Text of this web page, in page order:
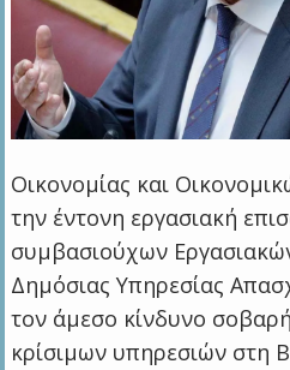
Οικονομίας και
την έντονη εργασιακή
συμβασιούχων
Δημόσιας Υπηρεσίας
τον άμεσο κίνδυνο
κρίσιμων υπηρεσιών στη